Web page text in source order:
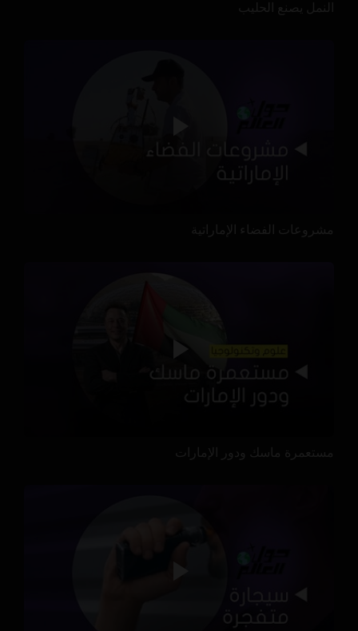
النمل يصنع الحليب
مشروعات الفضاء الإماراتية
مستعمرة ماسك ودور الإمارات